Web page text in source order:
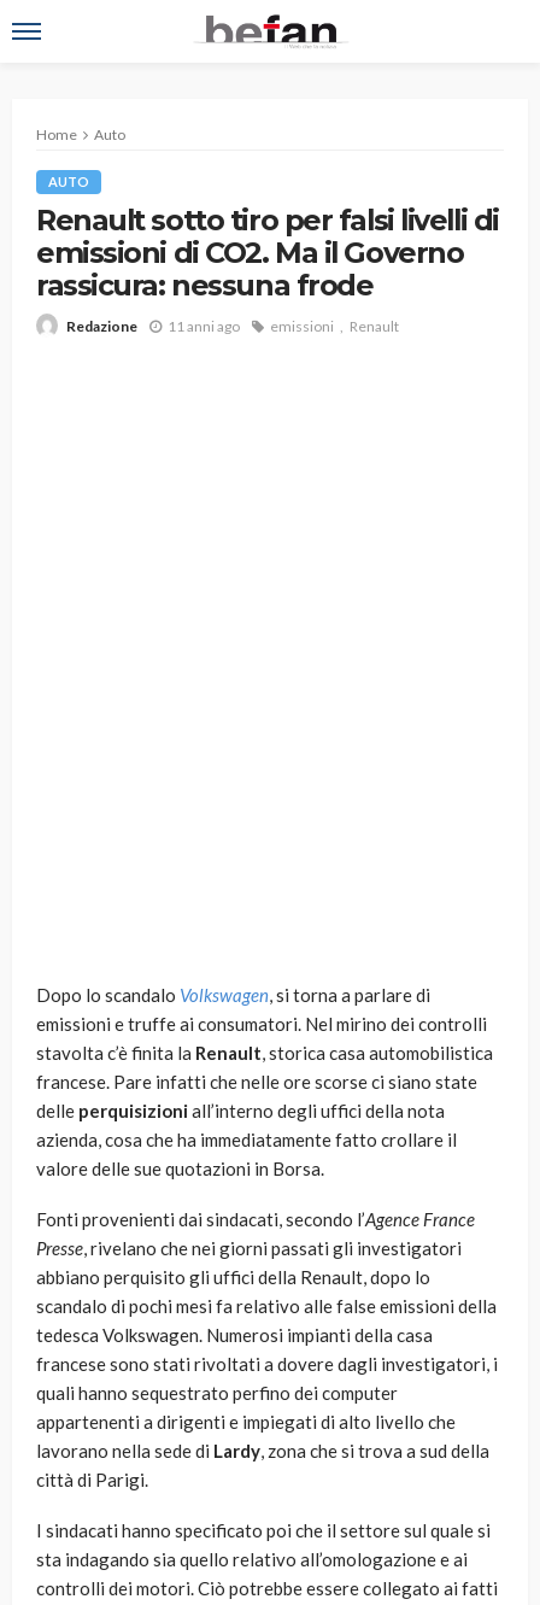
Home Auto
AUTO
Renault sotto tiro per falsi livelli di
emissioni di CO2. Ma il Governo
rassicura: nessuna frode
Redazione 11 anni ago emissioni Renault
Dopo lo scandalo Volkswagen, si torna a parlare di
emissioni e truffe ai consumatori. Nel mirino dei controlli
stavolta c’è finita la Renault, storica casa automobilistica
francese. Pare infatti che nelle ore scorse ci siano state
delle perquisizioniall’interno degli uffici della nota
azienda, cosa che ha immediatamente fatto crollare il
valore delle sue quotazioni in Borsa.
Fonti provenienti dai sindacati, secondo l’Agence France
Presse, rivelano che nei giorni passati gli investigatori
abbiano perquisito gli uffici della Renault, dopo lo
scandalo di pochi mesi fa relativo alle false emissioni della
tedesca Volkswagen. Numerosi impianti della casa
francese sono stati rivoltati a dovere dagli investigatori, i
quali hanno sequestrato perfino dei computer
appartenenti a dirigenti e impiegati di alto livello che
lavorano nella sede di Lardy, zona che si trova a sud della
città di Parigi.
I sindacati hanno specificato poi che il settore sul quale si
sta indagando sia quello relativo all’omologazione e ai
controlli dei motori. Ciò potrebbe essere collegato ai fatti